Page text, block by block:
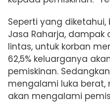
Seperti yang diketahui,
Jasa Raharja, dampak
lintas, untuk korban
62,5% keluarganya
pemiskinan.
mengalami luka berat,
akan mengalami